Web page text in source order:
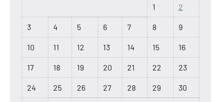
1 2
3 4 5 6 7 8 9
10 11 12 13 14 15 16
17 18 19 20 21 22 23
24 25 26 27 28 29 30